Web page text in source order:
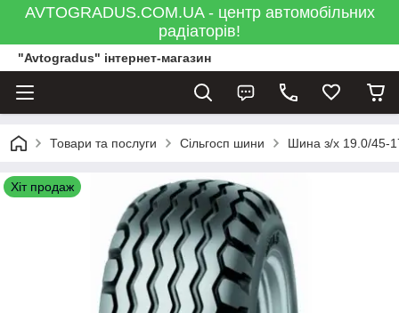
AVTOGRADUS.COM.UA - центр автомобільних
радіаторів!
"Avtogradus" інтернет-магазин
Товари та послуги Сільгосп шини Шина з/х 19.0/45-
Хіт продаж